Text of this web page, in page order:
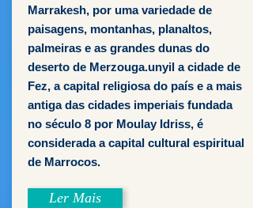
Marrakesh, por uma variedade de
paisagens, montanhas, planaltos,
palmeiras e as grandes dunas do
deserto de Merzouga.unyil a cidade de
Fez, a capital religiosa do país e a mais
antiga das cidades imperiais fundada
no século 8 por Moulay Idriss, é
considerada a capital cultural espiritual
de Marrocos.
Ler Mais